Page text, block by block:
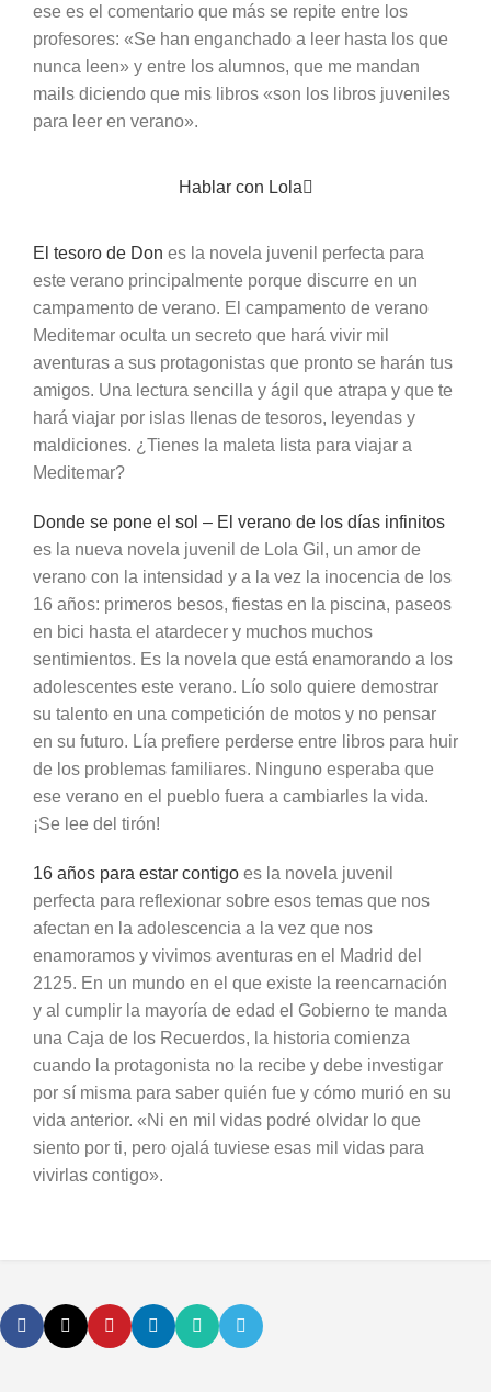
ese es el comentario que más se repite entre los
profesores: «Se han enganchado a leer hasta los que
nunca leen» y entre los alumnos, que me mandan
mails diciendo que mis libros «son los libros juveniles
para leer en verano».
Hablar con Lola
El tesoro de Don es la novela juvenil perfecta para
este verano principalmente porque discurre en un
campamento de verano. El campamento de verano
Meditemar oculta un secreto que hará vivir mil
aventuras a sus protagonistas que pronto se harán tus
amigos. Una lectura sencilla y ágil que atrapa y que te
hará viajar por islas llenas de tesoros, leyendas y
maldiciones. ¿Tienes la maleta lista para viajar a
Meditemar?
Donde se pone el sol – El verano de los días infinitos
es la nueva novela juvenil de Lola Gil, un amor de
verano con la intensidad y a la vez la inocencia de los
16 años: primeros besos, fiestas en la piscina, paseos
en bici hasta el atardecer y muchos muchos
sentimientos. Es la novela que está enamorando a los
adolescentes este verano. Lío solo quiere demostrar
su talento en una competición de motos y no pensar
en su futuro. Lía prefiere perderse entre libros para huir
de los problemas familiares. Ninguno esperaba que
ese verano en el pueblo fuera a cambiarles la vida.
¡Se lee del tirón!
16 años para estar contigo es la novela juvenil
perfecta para reflexionar sobre esos temas que nos
afectan en la adolescencia a la vez que nos
enamoramos y vivimos aventuras en el Madrid del
2125. En un mundo en el que existe la reencarnación
y al cumplir la mayoría de edad el Gobierno te manda
una Caja de los Recuerdos, la historia comienza
cuando la protagonista no la recibe y debe investigar
por sí misma para saber quién fue y cómo murió en su
vida anterior. «Ni en mil vidas podré olvidar lo que
siento por ti, pero ojalá tuviese esas mil vidas para
vivirlas contigo».